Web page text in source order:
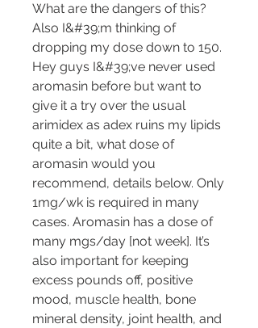
What are the dangers of this?
Also I&#39;m thinking of
dropping my dose down to 150.
Hey guys I&#39;ve never used
aromasin before but want to
give it a try over the usual
arimidex as adex ruins my lipids
quite a bit, what dose of
aromasin would you
recommend, details below. Only
1mg/wk is required in many
cases. Aromasin has a dose of
many mgs/day [not week]. It’s
also important for keeping
excess pounds off, positive
mood, muscle health, bone
mineral density, joint health, and